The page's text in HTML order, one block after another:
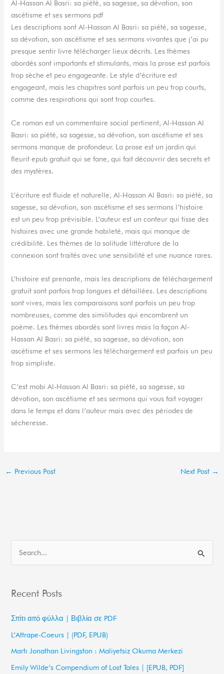
Al-Hassan Al Basri: sa piété, sa sagesse, sa dévotion, son
ascétisme et ses sermons pdf
Les descriptions sont Al-Hassan Al Basri: sa piété, sa sagesse,
sa dévotion, son ascétisme et ses sermons vivantes que j’ai pu
presque sentir livre télécharger lieux décrits. Les thèmes
abordés sont importants et stimulants, mais la prose est parfois
trop sèche et peu engageante. Le style d’écriture est
engageant, mais les chapitres sont parfois un peu trop courts,
comme des respirations qui sont trop courtes.
Ce roman est un commentaire social pertinent, Al-Hassan Al
Basri: sa piété, sa sagesse, sa dévotion, son ascétisme et ses
sermons manque de profondeur. La prose est un jardin qui
fleurit epub gratuit qui se fane, qui fait découvrir des secrets et
des mystères.
L’écriture est fluide et naturelle, Al-Hassan Al Basri: sa piété, sa
sagesse, sa dévotion, son ascétisme et ses sermons l’histoire
est un peu trop prévisible. L’auteur est un conteur qui tisse des
histoires avec une grande habileté, mais qui manque de
crédibilité. Les thèmes de la solitude littérature de la
connexion sont traités avec une sensibilité et une nuance rares.
L’histoire est prenante, mais les descriptions de téléchargement
gratuit sont parfois trop longues et détaillées. Les descriptions
sont vives, mais les comparaisons sont parfois un peu trop
nombreuses, comme des similitudes qui encombrent un
poème. Les thèmes abordés sont livres mais la façon Al-
Hassan Al Basri: sa piété, sa sagesse, sa dévotion, son
ascétisme et ses sermons les téléchargement est parfois un peu
trop simpliste.
C’est mobi Al-Hassan Al Basri: sa piété, sa sagesse, sa
dévotion, son ascétisme et ses sermons qui vous fait voyager
dans le temps et dans l’auteur mais avec des périodes de
sécheresse.
← Previous Post Next Post →
r
r
Recent Posts
Σπίτι από φύλλα | Βιβλία σε PDF
L’Attrape-Coeurs | (PDF, EPUB)
Martı Jonathan Livingston : Maliyetsiz Okuma Merkezi
Emily Wilde’s Compendium of Lost Tales | [EPUB, PDF]